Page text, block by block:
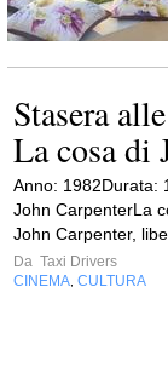
Stasera
La cosa di
Anno: 1982Durata:
John CarpenterLa
John Carpenter,
Da Taxi Drivers
CINEMA CULTURA